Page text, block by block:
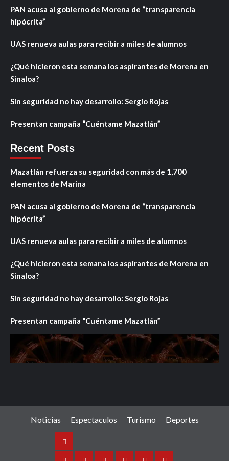
PAN acusa al gobierno de Morena de “transparencia
hipócrita”
UAS renueva aulas para recibir a miles de alumnos
¿Qué hicieron esta semana los aspirantes de Morena en
Sinaloa?
Sin seguridad no hay desarrollo: Sergio Rojas
Presentan campaña “Cuéntame Mazatlán”
Recent Posts
Mazatlán refuerza su seguridad con más de 1,700
elementos de Marina
PAN acusa al gobierno de Morena de “transparencia
hipócrita”
UAS renueva aulas para recibir a miles de alumnos
¿Qué hicieron esta semana los aspirantes de Morena en
Sinaloa?
Sin seguridad no hay desarrollo: Sergio Rojas
Presentan campaña “Cuéntame Mazatlán”
Noticias Espectaculos Turismo Deportes
Noticias